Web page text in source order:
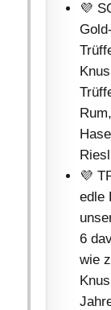
💜
💜
edle
6
wie